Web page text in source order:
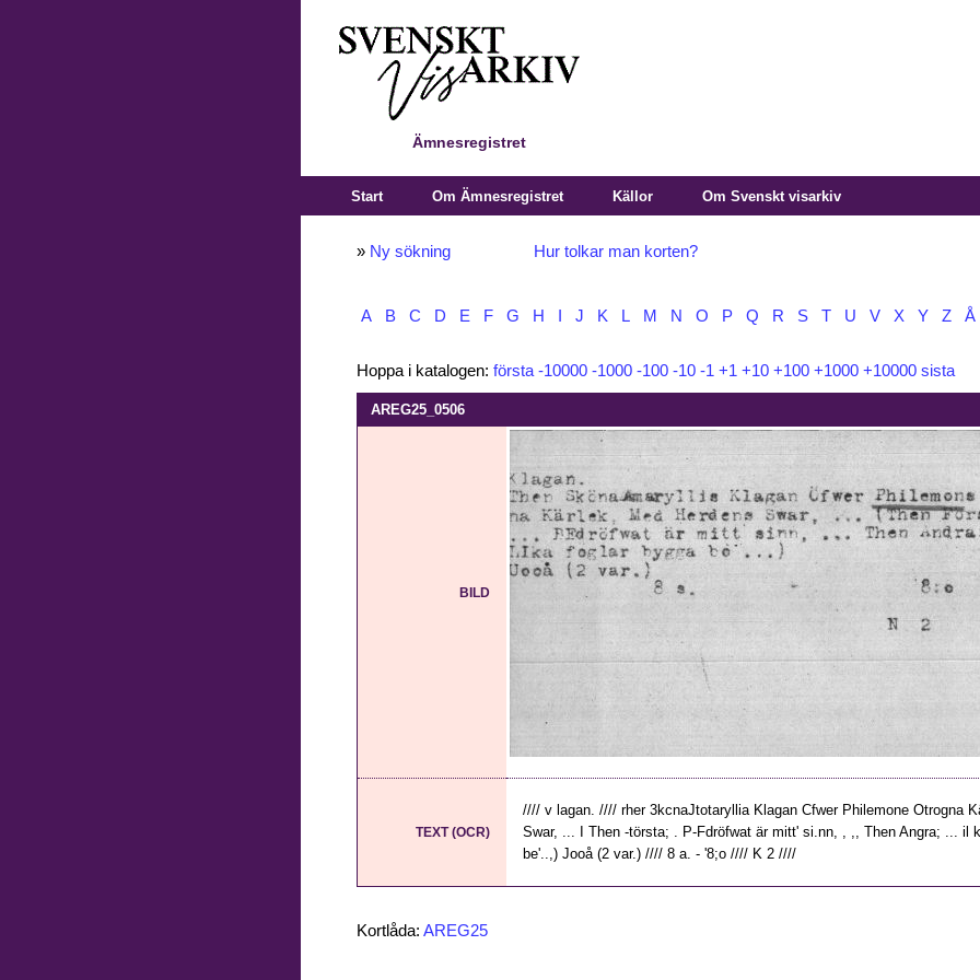
Ämnesregistret
Start Om Ämnesregistret Källor Om Svenskt visarkiv
» Ny sökning Hur tolkar man korten?
A B C D E F G H J K L M N O P Q R S T U V X Y Z Å
Hoppa i katalogen: första -10000 -1000 -100 -10 -1 +1 +10 +100 +1000 +10000 sista
AREG25_0506
BILD
TEXT (OCR)
//// v lagan. //// rher 3kcnaJtotaryllia Klagan Cfwer Philemone Otrogna
Swar, ... I Then -törsta; . P-Fdröfwat är mitt' si.nn, , ,, Then Angra; ... il
be'..,) Jooå (2 var.) //// 8 a. - '8;o //// K 2 ////
Kortlåda: AREG25